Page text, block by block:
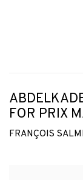
FOR PRIX
FRANÇOIS